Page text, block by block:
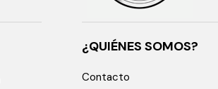
¿QUIÉNES SOMOS?
Contacto